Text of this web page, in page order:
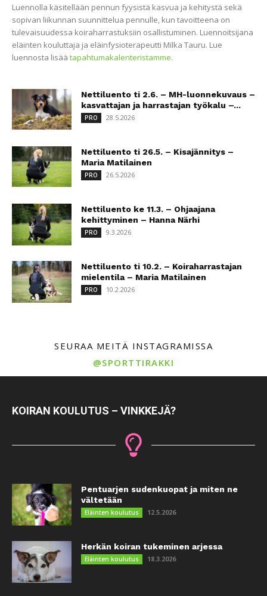
Luennolla käsitellään pennun fyysistä kasvua ja kehitystä sekä
sopivan liikunnan suunnittelua pennulle, kun tavoitteena on
tulevaisuudessa koiraharrastuksiin osallistuminen. Luennoitsijana
eläinten kouluttaja ja eläinfysioterapeutti Milka Tauru. Lue
luennosta lisää tapahtumakalenteristamme.
Nettiluento ti 2.6. – MH-luonnekuvaus –
kasvattajan ja harrastajan työkalu –...
PRO 28.5.2026
Nettiluento ti 26.5. – Kisajännitys –
Maria Matilainen
PRO 26.5.2026
Nettiluento ke 11.3. – Ohjaajana
kehittyminen – Hanna Närhi
PRO 9.3.2026
Nettiluento ti 10.2. – Koiraharrastajan
mielentila – Maria Matilainen
PRO 10.2.2026
SEURAA MEITÄ INSTAGRAMISSA
@SPORTTIRAKKI
KOIRAN KOULUTUS – VINKKEJÄ?
Pentuarjen sudenkuopat ja miten ne
vältetään
Eläinten koulutus 12.5.2026
Herkän koiran tukeminen arjessa
Eläinten koulutus 18.3.2026